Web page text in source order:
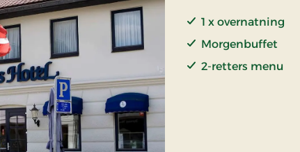
1 x overnatning
Morgenbuffet
2-retters menu